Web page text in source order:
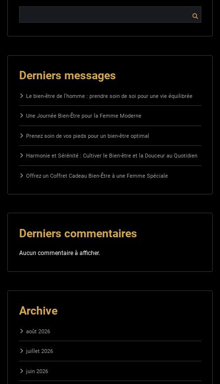
Derniers messages
Le bien-être de l’homme : prendre soin de soi pour une vie équilibrée
Une Journée Bien-Être pour la Femme Moderne
Prenez soin de vos pieds pour un bien-être optimal
Harmonie et Sérénité : Cultiver le Bien-être et la Douceur au Quotidien
Offrez un Coffret Cadeau Bien-Être à une Femme Spéciale
Derniers commentaires
Aucun commentaire à afficher.
Archive
août 2026
juillet 2026
juin 2026